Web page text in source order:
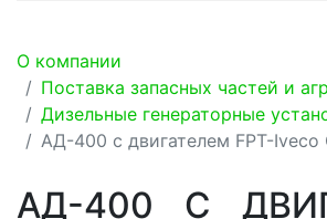
О компании
Поставка запасных частей и
Дизельные генераторные
АД-400 с двигателем FPT-Iveco
АД-400 С